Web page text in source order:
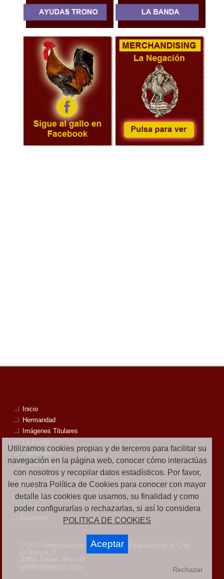
Inicio
Hermandad
Imágenes Titulares
La Banda
Reportajes
Localización
Noticias
Mapa Web
Contacto
Facebook
© 2013 Hermandad de la Negación y Exaltación de la Cruz
C/ Bolivia, 3
30850 Totana (Murcia)
info@lanegacion.com
Utilizamos cookies propias y de terceros para facilitar su
navegación en la página web, conocer cómo interactúas
con nosotros y recopilar datos estadísticos. Por favor,
lee nuestra Política de Cookies para conocer con mayor
detalle las cookies que usamos, su finalidad y como
poder configurarlas o rechazarlas, si así lo considera
POLITICA DE COOKIES
Aceptar
Rechazar